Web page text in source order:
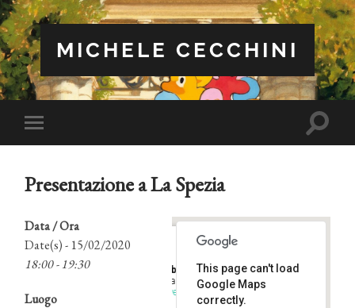
MICHELE CECCHINI
Attiva/disattiva
il
dispositivi
Attiva/
Presentazione a La Spezia
Libreria LIBeRI TUTTI
Via Tommaseo, 49 - La Spezia
Eventi
This page can't load
Google Maps
correctly.
Data / Ora
Date(s) - 15/02/2020
18:00 - 19:30
Luogo